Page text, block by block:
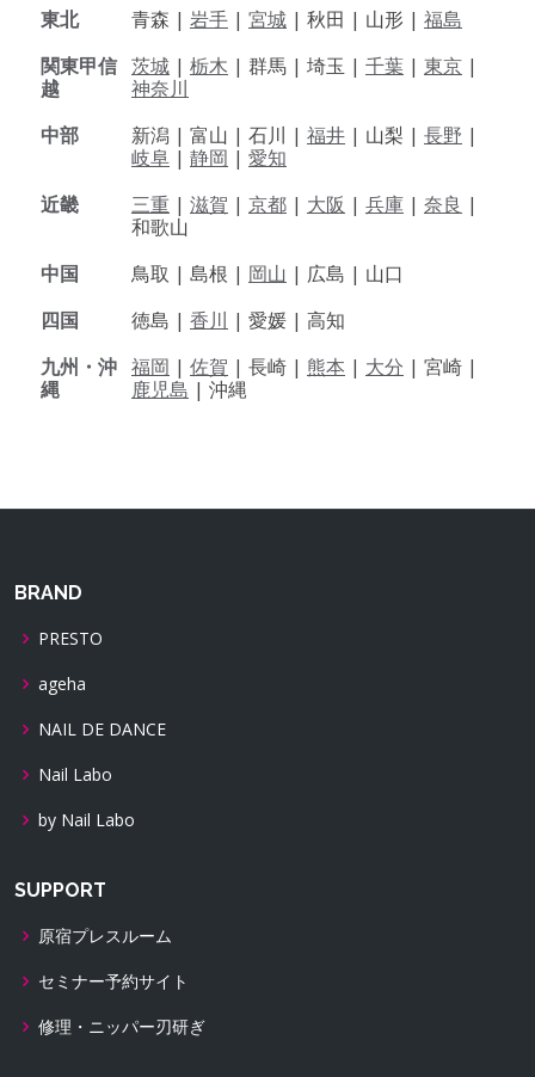
東北
青森 | 岩手 | 宮城 | 秋田 | 山形 | 福島
関東甲信
越
茨城 | 栃木 | 群馬 | 埼玉 | 千葉 | 東京 |
神奈川
中部
新潟 | 富山 | 石川 | 福井 | 山梨 | 長野 |
岐阜 | 静岡 | 愛知
近畿
三重 | 滋賀 | 京都 | 大阪 | 兵庫 | 奈良 |
和歌山
中国
鳥取 | 島根 | 岡山 | 広島 | 山口
四国
徳島 | 香川 | 愛媛 | 高知
九州・沖
縄
福岡 | 佐賀 | 長崎 | 熊本 | 大分 | 宮崎 |
鹿児島 | 沖縄
BRAND
PRESTO
ageha
NAIL DE DANCE
Nail Labo
by Nail Labo
SUPPORT
原宿プレスルーム
セミナー予約サイト
修理・ニッパー刃研ぎ